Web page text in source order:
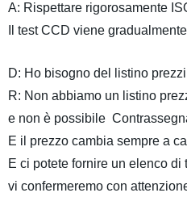
A: Rispettare rigorosamente
Il test CCD viene
D: Ho bisogno del listino
R: Non abbiamo un listino
e non è possibile
E il prezzo cambia sempre a
E ci potete fornire un elenco
vi confermeremo con